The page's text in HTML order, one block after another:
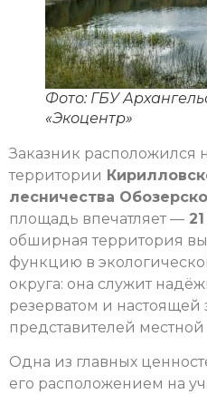
Фото: ГБУ
«Экоцентр»
Заказник расположился
территории
лесничества
площадь впечатляет —
обширная территория
функцию в
округа: она служит
резерватом и настоящей
представителей
Одна из главных
его расположением на